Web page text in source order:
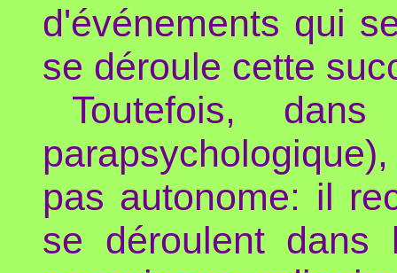
d'événements qui
se déroule cette
Toutefois,
pas autonome: il
se déroulent